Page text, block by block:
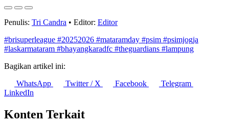
Penulis: Tri Candra • Editor: Editor
#brisuperleague #20252026 #mataramday #psim #psimjogja
#laskarmataram #bhayangkaradfc #theguardians #lampung
Bagikan artikel ini:
WhatsApp
Twitter / X Facebook
Telegram
LinkedIn
Konten Terkait